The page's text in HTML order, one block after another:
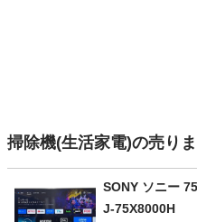
掃除機(生活家電)の売り
SONY ソニー
J-75X8000H